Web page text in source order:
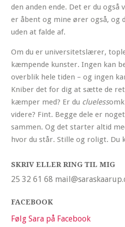
den anden ende. Det er du
er åbent og mine ører også, og
uden at falde af.
Om du er universitetslærer,
kæmpende kunster. Ingen kan
overblik hele tiden – og ingen
Kniber det for dig at sætte de
kæmper med? Er du clueless
videre? Fint. Begge dele er
sammen. Og det starter altid
hvor du står. Stille og roligt. Du
SKRIV ELLER RING TIL MIG
25 32 61 68
FACEBOOK
Følg Sara på Facebook